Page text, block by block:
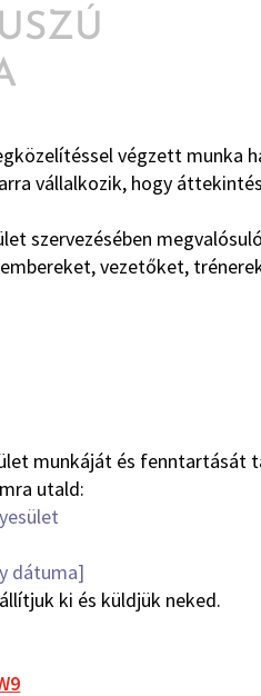
végzett munka
vállalkozik, hogy
szervezésében
vezetőket,
munkáját és
utald:
dátuma]
ki és küldjük neked.